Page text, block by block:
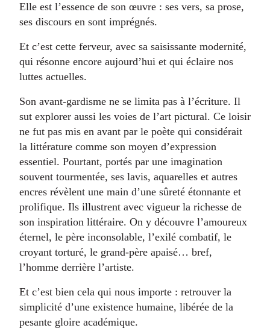
Elle est l’essence de son œuvre : ses vers, sa prose,
ses discours en sont imprégnés.
Et c’est cette ferveur, avec sa saisissante modernité,
qui résonne encore aujourd’hui et qui éclaire nos
luttes actuelles.
Son avant-gardisme ne se limita pas à l’écriture. Il
sut explorer aussi les voies de l’art pictural. Ce loisir
ne fut pas mis en avant par le poète qui considérait
la littérature comme son moyen d’expression
essentiel. Pourtant, portés par une imagination
souvent tourmentée, ses lavis, aquarelles et autres
encres révèlent une main d’une sûreté étonnante et
prolifique. Ils illustrent avec vigueur la richesse de
son inspiration littéraire. On y découvre l’amoureux
éternel, le père inconsolable, l’exilé combatif, le
croyant torturé, le grand-père apaisé… bref,
l’homme derrière l’artiste.
Et c’est bien cela qui nous importe : retrouver la
simplicité d’une existence humaine, libérée de la
pesante gloire académique.